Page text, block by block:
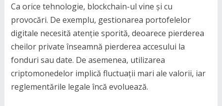
Ca orice tehnologie, blockchain-ul vine și cu
provocări. De exemplu, gestionarea portofelelor
digitale necesită atenție sporită, deoarece pierderea
cheilor private înseamnă pierderea accesului la
fonduri sau date. De asemenea, utilizarea
criptomonedelor implică fluctuații mari ale valorii, iar
reglementările legale încă evoluează.